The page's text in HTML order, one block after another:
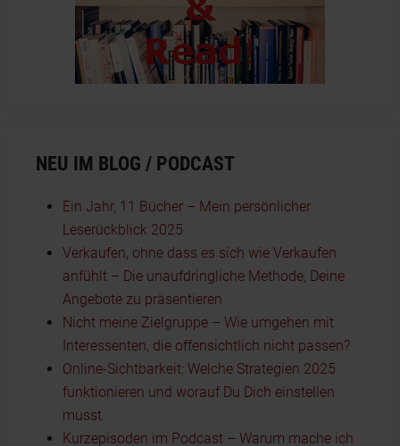
NEU IM BLOG / PODCAST
Ein Jahr, 11 Bücher – Mein persönlicher
Leserückblick 2025
Verkaufen, ohne dass es sich wie Verkaufen
anfühlt – Die unaufdringliche Methode, Deine
Angebote zu präsentieren
Nicht meine Zielgruppe – Wie umgehen mit
Interessenten, die offensichtlich nicht passen?
Online-Sichtbarkeit: Welche Strategien 2025
funktionieren und worauf Du Dich einstellen
musst
Kurzepisoden im Podcast – Warum mache ich